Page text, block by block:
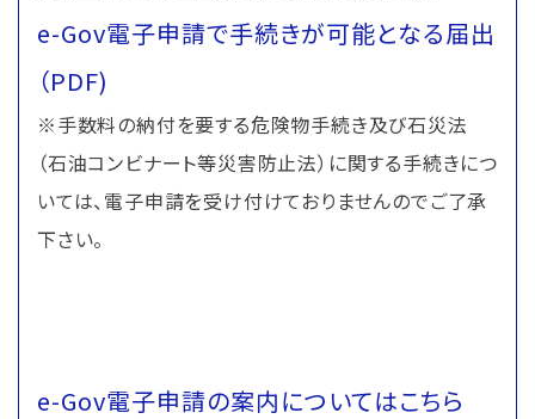
e-Gov電子申請で手続きが可能となる届出
（PDF)
※手数料の納付を要する危険物手続き及び石災法
（石油コンビナート等災害防止法）に関する手続きにつ
いては、電子申請を受け付けておりませんのでご了承
下さい。
e-Gov電子申請の案内についてはこちら